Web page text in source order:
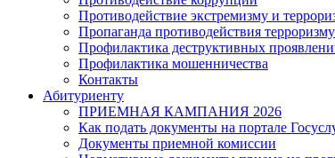
Противодействие экстремизму и
Пропаганда противодействия терроризму
Профилактика деструктивных
Профилактика мошенничества
Контакты
Абитуриенту
ПРИЕМНАЯ КАМПАНИЯ 2026
Как подать документы на портале
Документы приемной комиссии